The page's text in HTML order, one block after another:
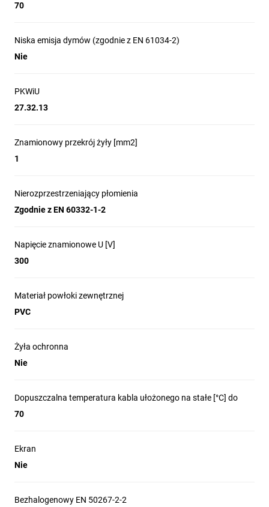
70
Niska emisja dymów (zgodnie z EN 61034-2)
Nie
PKWiU
27.32.13
Znamionowy przekrój żyły [mm2]
1
Nierozprzestrzeniający płomienia
Zgodnie z EN 60332-1-2
Napięcie znamionowe U [V]
300
Materiał powłoki zewnętrznej
PVC
Żyła ochronna
Nie
Dopuszczalna temperatura kabla ułożonego na stałe [°C] do
70
Ekran
Nie
Bezhalogenowy EN 50267-2-2